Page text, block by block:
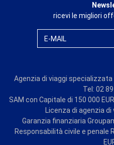
ricevi le migliori
E-MAIL
Agenzia di viaggi specializzata
Tel: 02
SAM con Capitale di 150 000
Licenza di agenzia di
Garanzia finanziaria
Responsabilità civile e penale